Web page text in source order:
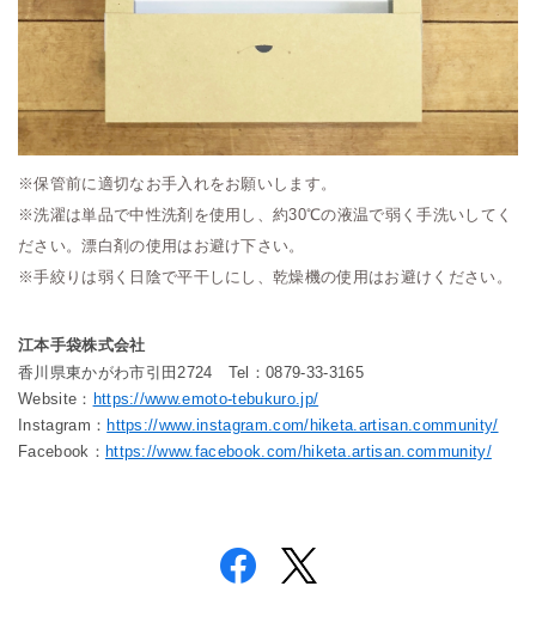
※保管前に適切なお手入れをお願いします。
※洗濯は単品で中性洗剤を使用し、約30℃の液温で弱く手洗いしてく
ださい。漂白剤の使用はお避け下さい。
※手絞りは弱く日陰で平干しにし、乾燥機の使用はお避けください。
江本手袋株式会社
香川県東かがわ市引田2724 Tel：0879-33-3165
Website： https://www.emoto-tebukuro.jp/
Instagram： https://www.instagram.com/hiketa.artisan.community/
Facebook： https://www.facebook.com/hiketa.artisan.community/